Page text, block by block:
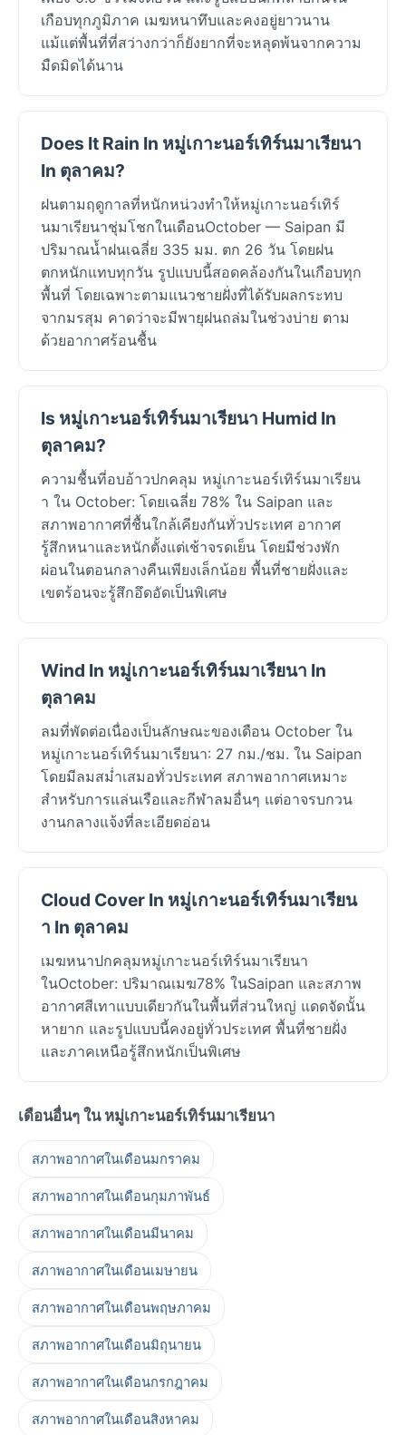
เกือบทุกภูมิภาค เมฆหนาทึบและคงอยู่ยาวนาน
แม้แต่พื้นที่ที่สว่างกว่าก็ยังยากที่จะหลุดพ้นจากความ
มืดมิดได้นาน
Does It Rain In หมู่เกาะนอร์เทิร์นมาเรียนา
In ตุลาคม?
ฝนตามฤดูกาลที่หนักหน่วงทำให้หมู่เกาะนอร์เทิร์
นมาเรียนาชุ่มโชกในเดือนOctober — Saipan มี
ปริมาณน้ำฝนเฉลี่ย 335 มม. ตก 26 วัน โดยฝน
ตกหนักแทบทุกวัน รูปแบบนี้สอดคล้องกันในเกือบทุก
พื้นที่ โดยเฉพาะตามแนวชายฝั่งที่ได้รับผลกระทบ
จากมรสุม คาดว่าจะมีพายุฝนถล่มในช่วงบ่าย ตาม
ด้วยอากาศร้อนชื้น
Is หมู่เกาะนอร์เทิร์นมาเรียนา Humid In
ตุลาคม?
ความชื้นที่อบอ้าวปกคลุม หมู่เกาะนอร์เทิร์นมาเรียน
า ใน October: โดยเฉลี่ย 78% ใน Saipan และ
สภาพอากาศที่ชื้นใกล้เคียงกันทั่วประเทศ อากาศ
รู้สึกหนาและหนักตั้งแต่เช้าจรดเย็น โดยมีช่วงพัก
ผ่อนในตอนกลางคืนเพียงเล็กน้อย พื้นที่ชายฝั่งและ
เขตร้อนจะรู้สึกอึดอัดเป็นพิเศษ
Wind In หมู่เกาะนอร์เทิร์นมาเรียนา In
ตุลาคม
ลมที่พัดต่อเนื่องเป็นลักษณะของเดือน October ใน
หมู่เกาะนอร์เทิร์นมาเรียนา: 27 กม./ชม. ใน Saipan
โดยมีลมสม่ำเสมอทั่วประเทศ สภาพอากาศเหมาะ
สำหรับการแล่นเรือและกีฬาลมอื่นๆ แต่อาจรบกวน
งานกลางแจ้งที่ละเอียดอ่อน
Cloud Cover In หมู่เกาะนอร์เทิร์นมาเรียน
า In ตุลาคม
เมฆหนาปกคลุมหมู่เกาะนอร์เทิร์นมาเรียนา
ในOctober: ปริมาณเมฆ78% ในSaipan และสภาพ
อากาศสีเทาแบบเดียวกันในพื้นที่ส่วนใหญ่ แดดจัดนั้น
หายาก และรูปแบบนี้คงอยู่ทั่วประเทศ พื้นที่ชายฝั่ง
และภาคเหนือรู้สึกหนักเป็นพิเศษ
เดือนอื่นๆ ใน หมู่เกาะนอร์เทิร์นมาเรียนา
สภาพอากาศในเดือนมกราคม
สภาพอากาศในเดือนกุมภาพันธ์
สภาพอากาศในเดือนมีนาคม
สภาพอากาศในเดือนเมษายน
สภาพอากาศในเดือนพฤษภาคม
สภาพอากาศในเดือนมิถุนายน
สภาพอากาศในเดือนกรกฎาคม
สภาพอากาศในเดือนสิงหาคม